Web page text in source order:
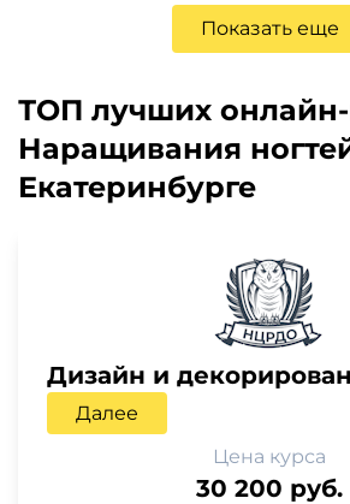
Показать еще
ТОП лучших онлайн-
Наращивания
Екатеринбурге
Дизайн и
Далее
Цена курса
30 200 руб.